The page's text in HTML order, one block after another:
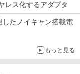
レス化するアダプタ
たノイキャン搭載電
もっと見る